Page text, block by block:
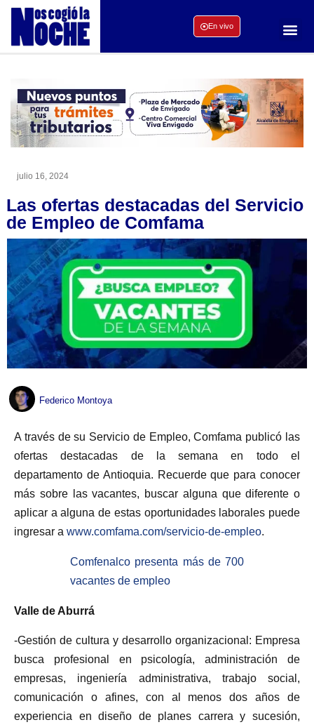
En vivo
julio 16, 2024
Las ofertas destacadas del Servicio
de Empleo de Comfama
Federico Montoya
A través de su Servicio de Empleo, Comfama publicó las
ofertas destacadas de la semana en todo el
departamento de Antioquia. Recuerde que para conocer
más sobre las vacantes, buscar alguna que diferente o
aplicar a alguna de estas oportunidades laborales puede
ingresar a www.comfama.com/servicio-de-empleo.
Comfenalco presenta más de 700
vacantes de empleo
Valle de Aburrá
-Gestión de cultura y desarrollo organizacional: Empresa
busca profesional en psicología, administración de
empresas, ingeniería administrativa, trabajo social,
comunicación o afines, con al menos dos años de
experiencia en diseño de planes carrera y sucesión,